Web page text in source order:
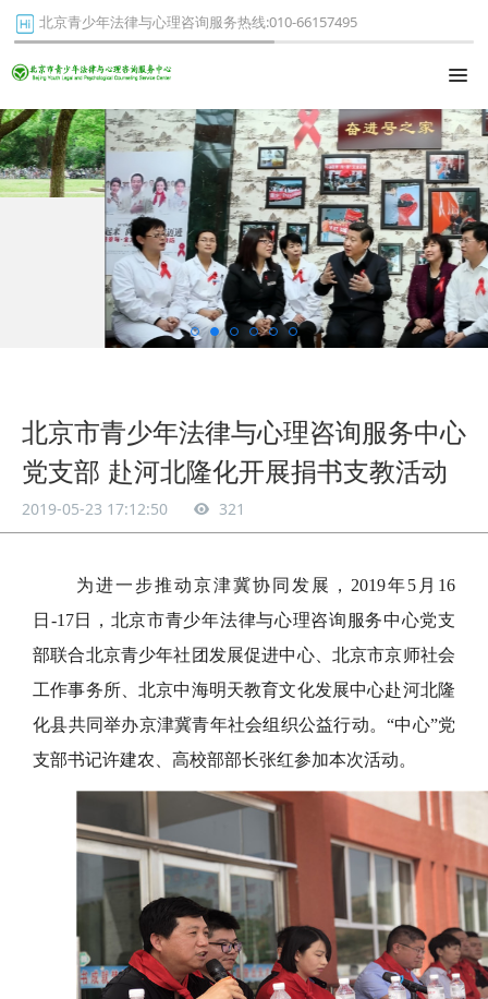
北京青少年法律与心理咨询服务热线:010-66157495
北京市青少年法律与心理咨询服务中心
2019-05-23 17:12:50 321
为进一步推动京津冀协同发展，2019年5月16
日-17日，北京市青少年法律与心理咨询服务中心党支
部联合北京青少年社团发展促进中心、北京市京师社会
工作事务所、北京中海明天教育文化发展中心赴河北隆
化县共同举办京津冀青年社会组织公益行动。“中心”党
支部书记许建农、高校部部长张红参加本次活动。